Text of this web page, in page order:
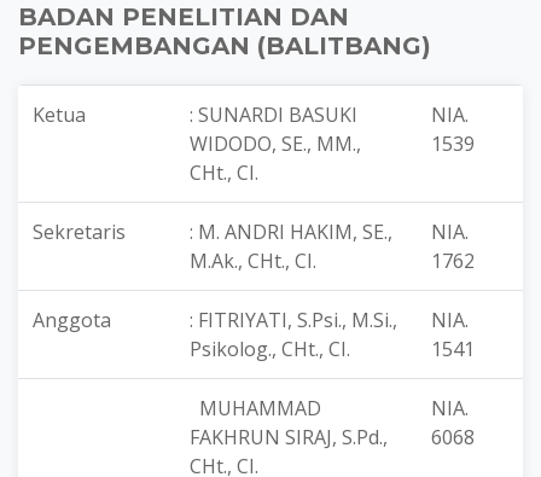
BADAN PENELITIAN DAN
PENGEMBANGAN (BALITBANG)
Ketua
: SUNARDI BASUKI
WIDODO, SE., MM.,
CHt., CI.
NIA.
1539
Sekretaris
: M. ANDRI HAKIM, SE.,
M.Ak., CHt., CI.
NIA.
1762
Anggota
: FITRIYATI, S.Psi., M.Si.,
Psikolog., CHt., CI.
NIA.
1541
MUHAMMAD
FAKHRUN SIRAJ, S.Pd.,
CHt., CI.
NIA.
6068